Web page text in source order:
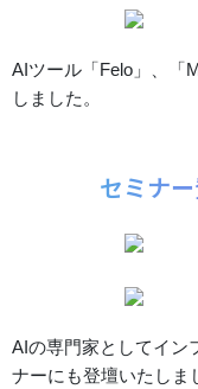
AIツール「Felo」、「
しました。
セミナ
AIの専門家としてイン
ナーにも登壇いたしま